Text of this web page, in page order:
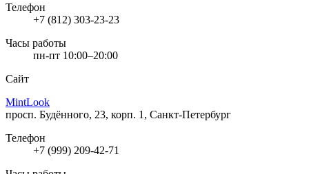
Телефон
+7 (812) 303-23-23
Часы работы
пн-пт 10:00–20:00
Сайт
MintLook
просп. Будённого, 23, корп. 1, Санкт-Петербург
Телефон
+7 (999) 209-42-71